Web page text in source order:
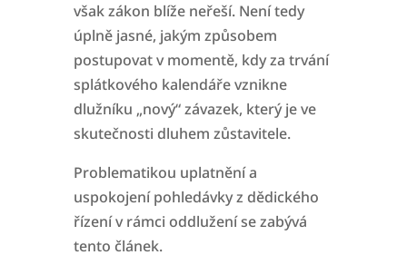
však zákon blíže neřeší. Není tedy
úplně jasné, jakým způsobem
postupovat v momentě, kdy za trvání
splátkového kalendáře vznikne
dlužníku „nový“ závazek, který je ve
skutečnosti dluhem zůstavitele.
Problematikou uplatnění a
uspokojení pohledávky z dědického
řízení v rámci oddlužení se zabývá
tento článek.